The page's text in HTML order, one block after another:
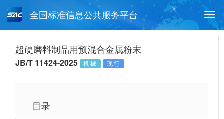
全国标准信息公共服务平台
月报查询 标准公告查询
超硬磨料制品用预混合金属粉末
JB/T 11424-2025 机械 现行
目录